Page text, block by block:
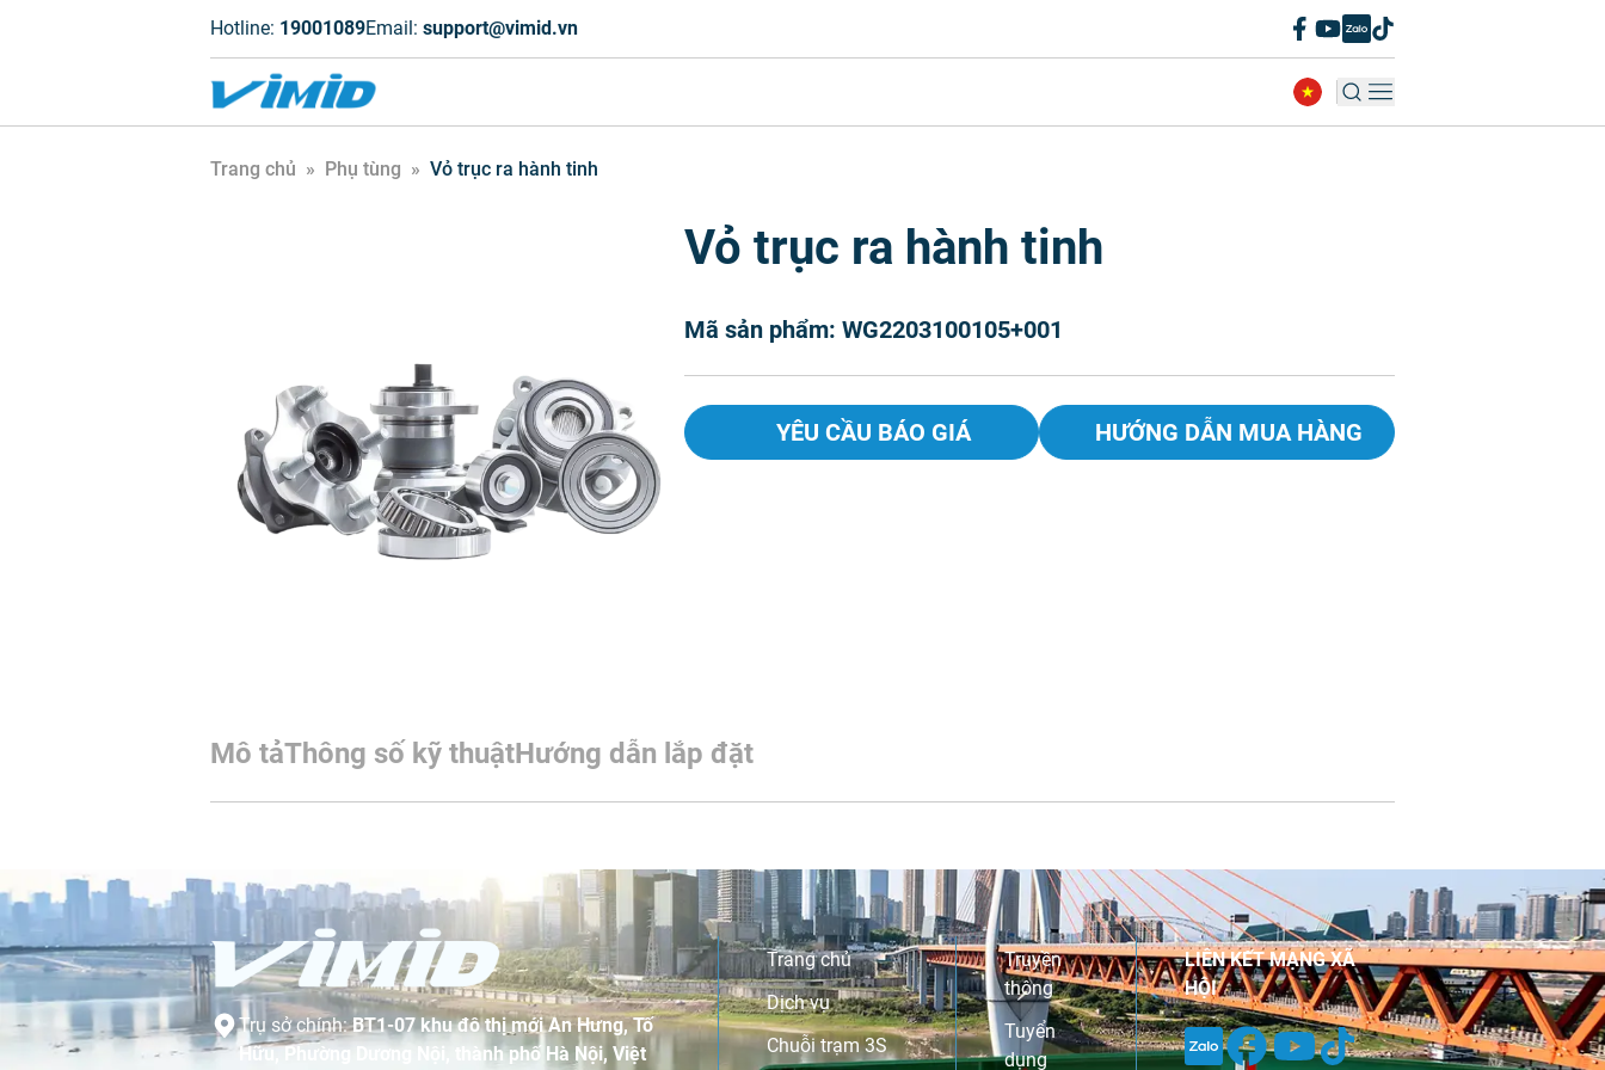
Hotline: 19001089Email: support@vimid.vn
Trang chủ » Phụ tùng » Vỏ trục ra hành tinh
Vỏ trục ra hành tinh
Mã sản phẩm: WG2203100105+001
YÊU CẦU BÁO GIÁ HƯỚNG DẪN MUA HÀNG
Mô tảThông số kỹ thuậtHướng dẫn lắp đặt
Trụ sở chính:BT1-07 khu đô thị mới An Hưng, Tố
Hữu, Phường Dương Nội, thành phố Hà Nội, Việt
Trang chủ
Dịch vụ
Chuỗi trạm 3S
Truyền
thông
Tuyển
dụng
LIÊN KẾT MẠNG XÃ
HỘI